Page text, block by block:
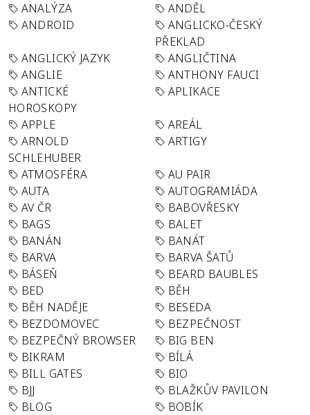
ANALÝZA
ANDĚL
ANDROID
ANGLICKO-ČESKÝ
PŘEKLAD
ANGLICKÝ JAZYK
ANGLIČTINA
ANGLIE
ANTHONY FAUCI
ANTICKÉ
HOROSKOPY
APLIKACE
APPLE
AREÁL
ARNOLD
SCHLEHUBER
ARTIGY
ATMOSFÉRA
AU PAIR
AUTA
AUTOGRAMIÁDA
AV ČR
BABOVŘESKY
BAGS
BALET
BANÁN
BANÁT
BARVA
BARVA ŠATŮ
BÁSEŇ
BEARD BAUBLES
BED
BĚH
BĚH NADĚJE
BESEDA
BEZDOMOVEC
BEZPEČNOST
BEZPEČNÝ BROWSER
BIG BEN
BIKRAM
BÍLÁ
BILL GATES
BIO
BJJ
BLAŽKŮV PAVILON
BLOG
BOBÍK